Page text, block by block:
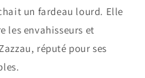
un fardeau lourd. Elle
les envahisseurs et
réputé pour ses